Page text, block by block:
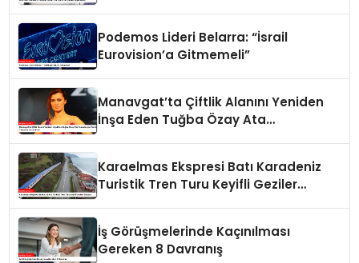
Podemos Lideri Belarra: “İsrail
Eurovision’a Gitmemeli”
Manavgat’ta Çiftlik Alanını Yeniden
İnşa Eden Tuğba Özay Ata
Karaelmas Ekspresi Batı Karadeniz
Turistik Tren Turu Keyifli Geziler
İş Görüşmelerinde Kaçınılması
Gereken 8 Davranış